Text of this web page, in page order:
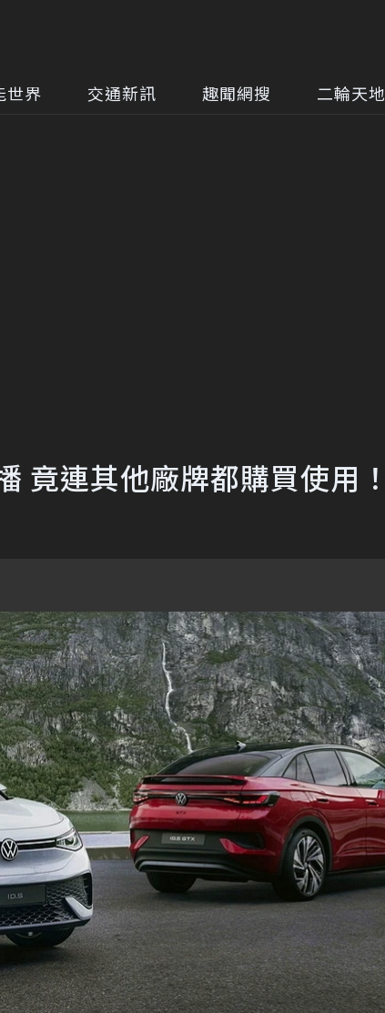
世界 交通新訊 趣聞網搜 二輪天地
竟連其他廠牌都購買使用！